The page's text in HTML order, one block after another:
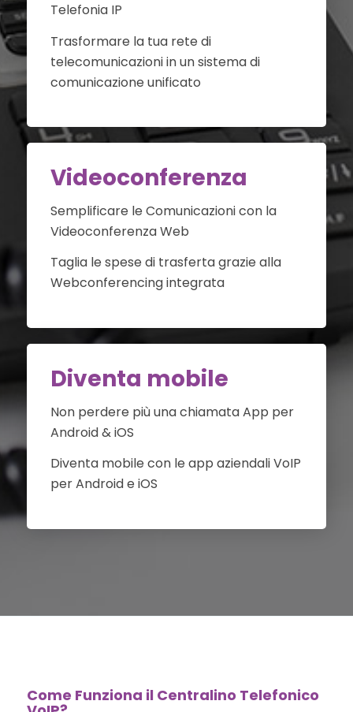
Telefonia IP
Trasformare la tua rete di
telecomunicazioni in un sistema di
comunicazione unificato
Videoconferenza
Semplificare le Comunicazioni con la
Videoconferenza Web
Taglia le spese di trasferta grazie alla
Webconferencing integrata
Diventa mobile
Non perdere più una chiamata App per
Android & iOS
Diventa mobile con le app aziendali VoIP
per Android e iOS
Come Funziona il Centralino Telefonico